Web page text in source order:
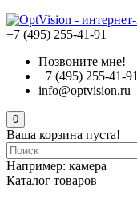
+7 (495) 255-41-91
Позвоните мне!
+7 (495) 255-41-91
info@optvision.ru
0
Ваша корзина пуста!
Например: камера
Каталог товаров